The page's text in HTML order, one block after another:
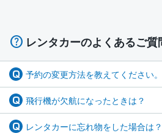
レンタカーのよくあるご質
予約の変更方法を教えてください。
飛行機が欠航になったときは？
レンタカーに忘れ物をした場合は？